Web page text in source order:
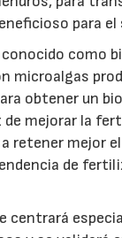
para el
como
microalgas
obtener un
de mejorar la
retener mejor
de
centrará